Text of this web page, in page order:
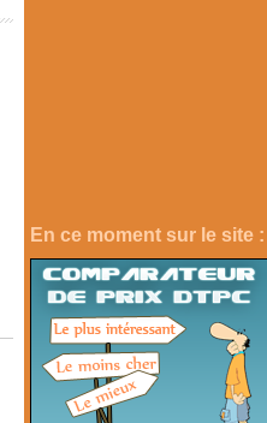
En ce moment sur le site :